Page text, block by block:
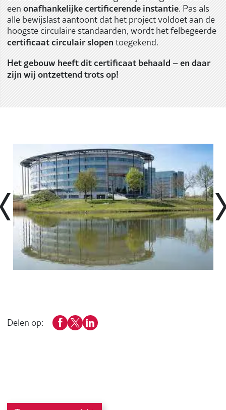
een onafhankelijke certificerende instantie. Pas als
alle bewijslast aantoont dat het project voldoet aan de
hoogste circulaire standaarden, wordt het felbegeerde
certificaat circulair slopentoegekend.
Het gebouw heeft dit certificaat behaald – en daar
zijn wij ontzettend trots op!
Delen op: